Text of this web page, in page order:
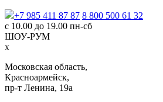
+7 985 411 87 87 8 800 500 61 32
с 10.00 до 19.00 пн-сб
ШОУ-РУМ
x
Московская область,
Красноармейск,
пр-т Ленина, 19а